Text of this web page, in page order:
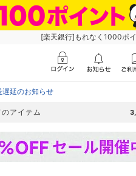
[楽天銀行]もれなく1000ポ
延のお知らせ
アイテム